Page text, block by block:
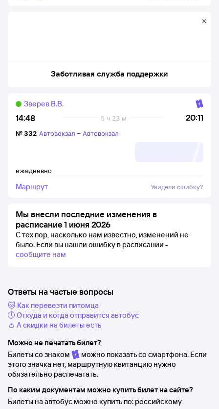
Заботливая служба поддержки
14:48 20:11
5 ч 23 м
Зверев В.В.
ежедневно
№332 Автовокзал – Автовокзал
Маршрут Увидели ошибку?
Мы внесли последние изменения в
расписание 1 июня 2026
С тех пор, насколько нам известно, изменений не
было. Если вы нашли ошибку в расписании -
сообщите нам
Ответы на частые вопросы
🐱 Как перевезти питомца
🕔 Откуда и когда отправится автобус
👛 А скидки на билеты есть
Можно не печатать билет?
Билеты со знаком
можно показать со смартфона. Если
этого значка нет, маршрутную квитанцию нужно
обязательно распечатать.
По каким документам можно купить билет на сайте?
Билеты на автобус можно купить по: российскому